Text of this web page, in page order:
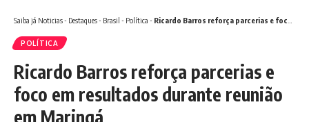
Saiba já Noticias- Destaques- Brasil - Política - Ricardo Barros reforça parcerias e foco em resultados durante reunião em Maringá
POLÍTICA
Ricardo Barros reforça parcerias e
foco em resultados durante reunião
em Maringá